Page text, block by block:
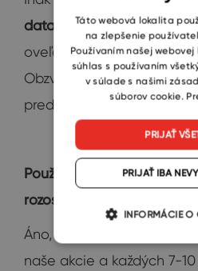
databázy podľa našich
oveľa jednoduchšie nájsť
Obzvlášť keď sa snažíme
prednášajúcich k školám.
Používate aj nástroj pre
rozosielku?
Áno, pomocou eWay
naše akcie a každých 7-
Táto webová lokalita
na zlepšenie
Používaním našej
súhlas s používaním
v súlade s našimi
súborov cookie.
PRIJAŤ
PRIJAŤ IBA
INFORMÁCIE O